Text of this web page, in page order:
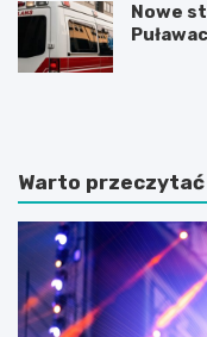
Nowe
O
j
n
i
z
n
a
J
e
u
s
0
0
Warto przeczytać